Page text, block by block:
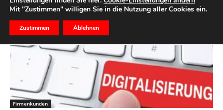
Firmenkunden
Mit "Zustimmen" willigen Sie in die Nutzung aller Cookies ein.
Zustimmen Ablehnen